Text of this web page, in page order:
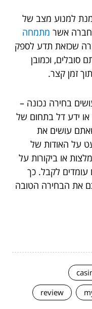
למנוע מצב של
אשר מתמחה
שכזאת תדע לספק
וכמובן
זמן קצר.
בחירה נכונה –
או ידע דל בתחום של
עושים את
על האודות של
או ביקורות על
עומדים לקבל. כך
את הבחירה הטובה
review